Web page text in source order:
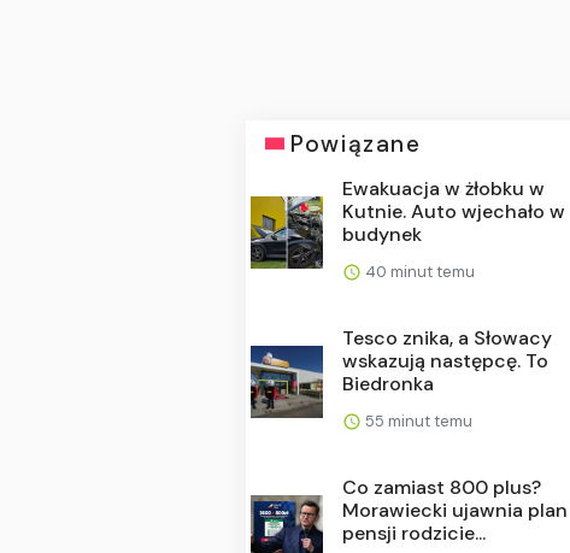
Powiązane
Ewakuacja w żłobku w
Kutnie. Auto wjechało w
budynek
40 minut temu
Tesco znika, a Słowacy
wskazują następcę. To
Biedronka
55 minut temu
Co zamiast 800 plus?
Morawiecki ujawnia plan
pensji rodzicie...